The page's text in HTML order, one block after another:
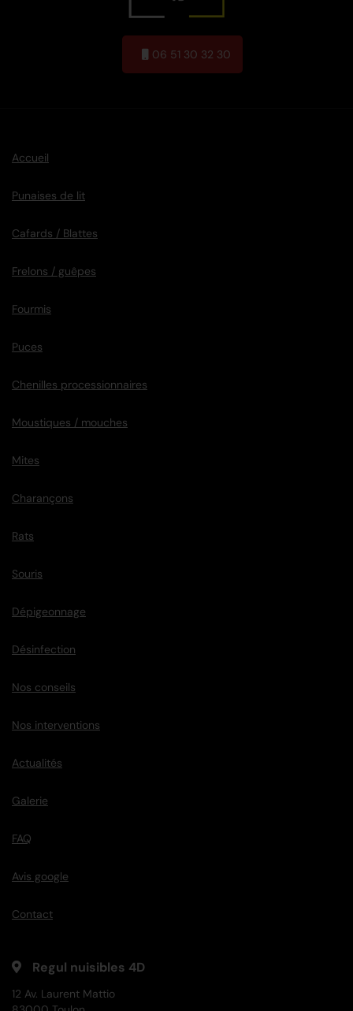
06 51 30 32 30
Accueil
Punaises de lit
Cafards / Blattes
Frelons / guêpes
Fourmis
Puces
Chenilles processionnaires
Moustiques / mouches
Mites
Charançons
Rats
Souris
Dépigeonnage
Désinfection
Nos conseils
Nos interventions
Actualités
Galerie
FAQ
Avis google
Contact
Regul nuisibles 4D
12 Av. Laurent Mattio